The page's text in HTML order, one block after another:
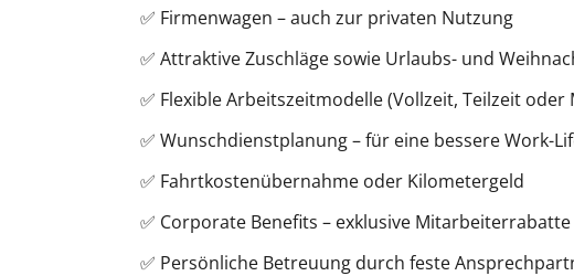
✅ Firmenwagen – auch zur privaten Nutzung
✅ Attraktive Zuschläge sowie Urlaubs- und
✅ Flexible Arbeitszeitmodelle (Vollzeit, Teilzeit oder
✅ Wunschdienstplanung – für eine bessere Work-
✅ Fahrtkostenübernahme oder Kilometergeld
✅ Corporate Benefits – exklusive
✅ Persönliche Betreuung durch feste